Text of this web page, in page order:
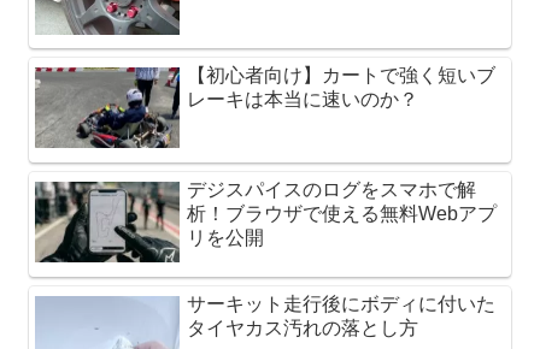
【初心者向け】カートで強く短いブ
レーキは本当に速いのか？
デジスパイスのログをスマホで解
析！ブラウザで使える無料Webアプ
リを公開
サーキット走行後にボディに付いた
タイヤカス汚れの落とし方